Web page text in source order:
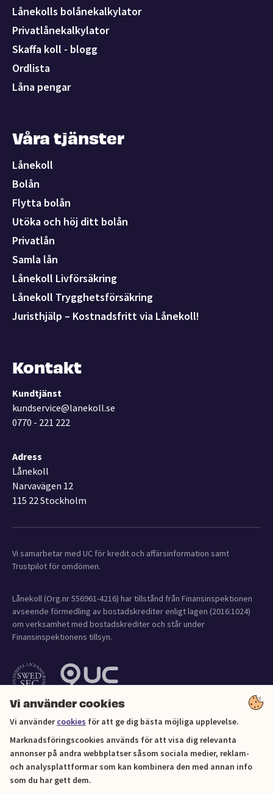
Vi använder cookies
Vi användercookies för att ge dig bästa möjliga upplevelse.
Marknadsföringscookies används för att visa dig relevanta
annonser på andra webbplatser såsom sociala medier, reklam-
och analysplattformar som kan kombinera den med annan info
som du har gett dem.
Lånekolls bolånekalkylator
Privatlånekalkylator
Skaffa koll - blogg
Ordlista
Låna pengar
Våra tjänster
Lånekoll
Bolån
Flytta bolån
Utöka och höj ditt bolån
Privatlån
Samla lån
Lånekoll Livförsäkring
Lånekoll Trygghetsförsäkring
Juristhjälp – Kostnadsfritt via Lånekoll!
Kontakt
Kundtjänst
kundservice@lanekoll.se
0770 - 221 222
Adress
Lånekoll
Narvavägen 12
115 22 Stockholm
Vi samarbetar med UC för kredit och affärsinformation samt
Trustpilot för omdömen.
Lånekoll (Org.nr 556961-4216) har tillstånd från Finansinspektionen
avseende förmedling av bostadskrediter enligt lagen (2016:1024)
om verksamhet med bostadskrediter och står under
Finansinspektionens tillsyn.
Cookies